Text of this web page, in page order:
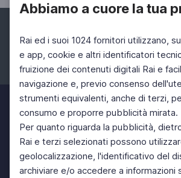
Abbiamo a cuore la tua
Rai ed i suoi 1024 fornitori utilizzano,
e app, cookie e altri identificatori
fruizione dei contenuti digitali Rai e
navigazione e, previo consenso
strumenti equivalenti, anche di terzi,
consumo e proporre pubblicità mirata.
Per quanto riguarda la pubblicità,
Rai e terzi selezionati possono
geolocalizzazione, l'identificativo del
archiviare e/o accedere a informazioni
Facebook Instagram